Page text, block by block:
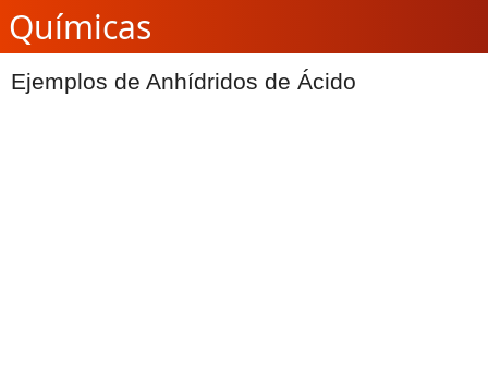
Químicas
Ejemplos de Anhídridos de Ácido